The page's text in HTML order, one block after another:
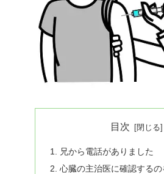
目次
兄から電話がありました
心臓の主治医に確認するの